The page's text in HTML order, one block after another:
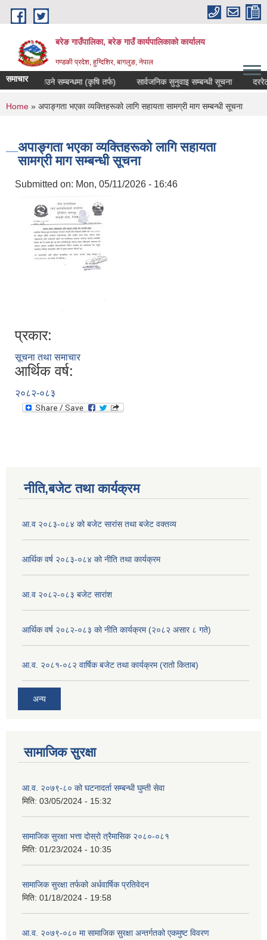
Skip to main content
बरेङ गाउँपालिका, बरेङ गाउँ कार्यपालिकाको कार्यालय
गण्डकी प्रदेश, हुग्दिशिर, बागलुङ, नेपाल
समाचारगराउने सम्बन्धमा (कृषि तर्फ) सार्वजनिक सुनुवाइ सम्बन्धी सूचना दररेट
You are here
Home » अपाङ्गता भएका व्यक्तिहरूको लागि सहायता सामग्री माग सम्बन्धी सूचना
अपाङ्गता भएका व्यक्तिहरूको लागि सहायता
सामग्री माग सम्बन्धी सूचना
Submitted on: Mon, 05/11/2026 - 16:46
प्रकार:
सूचना तथा समाचार
आर्थिक वर्ष:
२०८२-०८३
नीति,बजेट तथा कार्यक्रम
आ.व २०८३-०८४ को बजेट सारांस तथा बजेट वक्तव्य
आर्थिक वर्ष २०८३-०८४ को नीति तथा कार्यक्रम
आ.व २०८२-०८३ बजेट सारांश
आर्थिक वर्ष २०८२-०८३ को नीति कार्यक्रम (२०८२ असार ८ गते)
आ.व. २०८१-०८२ वार्षिक बजेट तथा कार्यक्रम (रातो किताब)
अन्य
सामाजिक सुरक्षा
आ.व. २०७९-८० को घटनादर्ता सम्बन्धी घुम्ती सेवा
मिति: 03/05/2024 - 15:32
सामाजिक सुरक्षा भत्ता दोस्रो त्रैमासिक २०८०-०८१
मिति: 01/23/2024 - 10:35
सामाजिक सुरक्षा तर्फको अर्धवार्षिक प्रतिवेदन
मिति: 01/18/2024 - 19:58
आ.व. २०७९-०८० मा सामाजिक सुरक्षा अन्तर्गतको एकमुष्ट विवरण